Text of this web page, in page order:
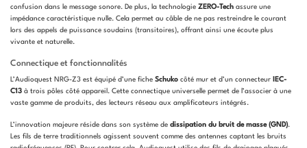
confusion dans le message sonore. De plus, la technologie ZERO-Tech assure une
impédance caractéristique nulle. Cela permet au câble de ne pas restreindre le courant
lors des appels de puissance soudains (transitoires), offrant ainsi une écoute plus
vivante et naturelle.
Connectique et fonctionnalités
L’Audioquest NRG-Z3 est équipé d’une fiche Schuko côté mur et d’un connecteur
IEC-
C13 à trois pôles côté appareil. Cette connectique universelle permet de l’associer à une
vaste gamme de produits, des lecteurs réseau aux amplificateurs intégrés.
L’innovation majeure réside dans son système de dissipation du bruit de masse (GND).
Les fils de terre traditionnels agissent souvent comme des antennes captant les bruits